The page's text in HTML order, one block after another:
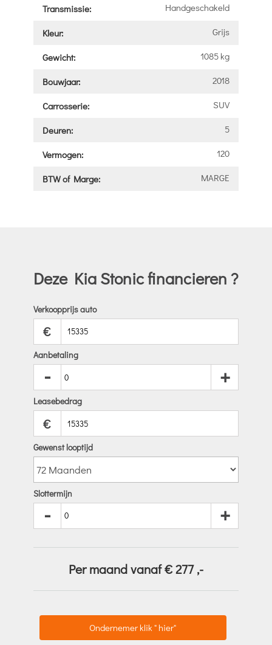
Transmissie: Handgeschakeld
Kleur: Grijs
Gewicht: 1085 kg
Bouwjaar: 2018
Carrosserie: SUV
Deuren: 5
Vermogen: 120
BTW of Marge: MARGE
Deze Kia Stonic financieren ?
Verkoopprijs auto
€
Aanbetaling
- +
Leasebedrag
€
Gewenst looptijd
Slottermijn
- +
Per maand vanaf €277 ,-
Ondernemer klik " hier"